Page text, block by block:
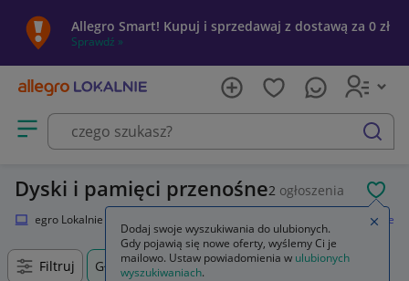
Allegro Smart! Kupuj i sprzedawaj z dostawą za 0 zł
Sprawdź »
Otwórz menu z kategoriami
szukaj
Dyski i pamięci przenośne2 ogłoszenia
Allegro Lokalnie Dyski i pamięci przenośne
Filtruj Głogowo, Kujawsko-pomorskie, +0 km
Dodaj swoje wyszukiwania do ulubionych.
Gdy pojawią się nowe oferty, wyślemy Ci je
mailowo. Ustaw powiadomienia w ulubionych
wyszukiwaniach.